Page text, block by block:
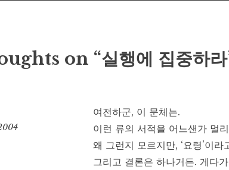
on “실행에 집중하라
여전하군, 이 문체는.
이런 류의 서적을 어느샌가 멀
왜 그런지 모르지만, ‘요령’이
그리고 결론은 하나거든. 게다